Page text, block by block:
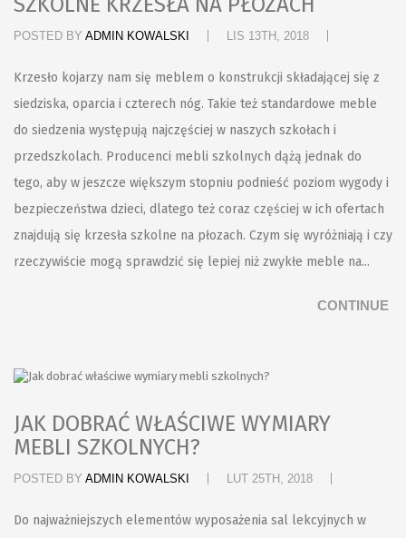
POSTED BY ADMIN KOWALSKI LIS 13TH, 2018
Krzesło kojarzy nam się meblem o konstrukcji składającej się z
siedziska, oparcia i czterech nóg. Takie też standardowe meble
do siedzenia występują najczęściej w naszych szkołach i
przedszkolach. Producenci mebli szkolnych dążą jednak do
tego, aby w jeszcze większym stopniu podnieść poziom wygody i
bezpieczeństwa dzieci, dlatego też coraz częściej w ich ofertach
znajdują się krzesła szkolne na płozach. Czym się wyróżniają i czy
rzeczywiście mogą sprawdzić się lepiej niż zwykłe meble na...
CONTINUE
JAK DOBRAĆ WŁAŚCIWE WYMIARY
MEBLI SZKOLNYCH?
POSTED BY ADMIN KOWALSKI LUT 25TH, 2018
Do najważniejszych elementów wyposażenia sal lekcyjnych w